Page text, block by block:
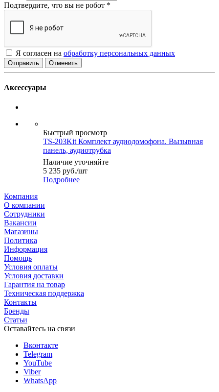
Подтвердите, что вы не робот *
Я согласен на обработку персональных данных
Отменить
Аксессуары
Быстрый просмотр
TS-203Kit Комплект аудиодомофона. Вызывная
панель, аудиотрубка
Наличие уточняйте
5 235 руб./шт
Подробнее
Компания
О компании
Сотрудники
Вакансии
Магазины
Политика
Информация
Помощь
Условия оплаты
Условия доставки
Гарантия на товар
Техническая поддержка
Контакты
Бренды
Статьи
Оставайтесь на связи
Вконтакте
Telegram
YouTube
Viber
WhatsApp